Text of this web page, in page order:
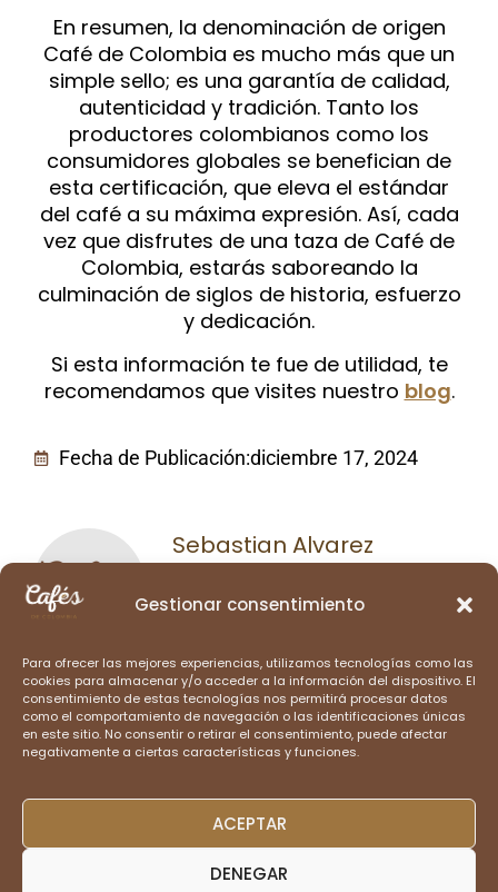
Gestionar consentimiento
Para ofrecer las mejores experiencias, utilizamos tecnologías como las
cookies para almacenar y/o acceder a la información del dispositivo. El
consentimiento de estas tecnologías nos permitirá procesar datos
como el comportamiento de navegación o las identificaciones únicas
en este sitio. No consentir o retirar el consentimiento, puede afectar
negativamente a ciertas características y funciones.
ACEPTAR
DENEGAR
En resumen, la denominación de origen
Café de Colombia es mucho más que un
simple sello; es una garantía de calidad,
autenticidad y tradición. Tanto los
productores colombianos como los
consumidores globales se benefician de
esta certificación, que eleva el estándar
del café a su máxima expresión. Así, cada
vez que disfrutes de una taza de Café de
Colombia, estarás saboreando la
culminación de siglos de historia, esfuerzo
y dedicación.
Si esta información te fue de utilidad, te
recomendamos que visites nuestro blog.
Fecha de Publicación:diciembre 17, 2024
Sebastian Alvarez
colombiano con más de 10
industria cafetera. Mi misión
es resaltar la riqueza de la
cultura cafetera de
Colombia, compartir sus
prácticas sostenibles que
beneficien a las
comunidades cafetaleras.